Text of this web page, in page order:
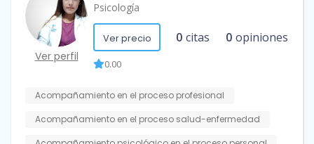
Ver perfil
Psicología
Ver precio 0 citas 0 opiniones
0.00
Acompañamiento en el proceso profesional
Acompañamiento en el proceso salud-enfermedad